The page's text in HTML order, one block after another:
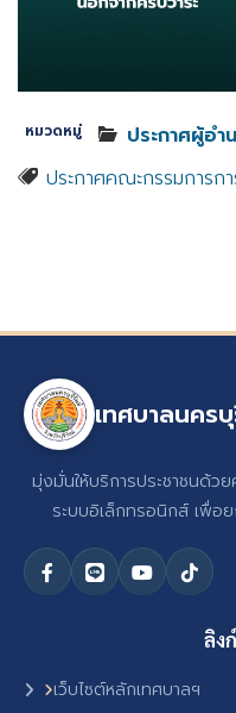
หมวดหมู่ ประกาศผู้อำ
ประกาศคณะกรรมการก
เทศบาลนคร
มุ่งมั่นให้บริการประชาชนด้ว
ระบบอิเล็กทรอนิกส์ เพื่
ลิง
เว็บไซต์หลักเทศบาลฯ